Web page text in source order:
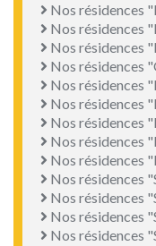
Nos résidences
Nos résidences
Nos résidences
Nos résidences
Nos résidences
Nos résidences
Nos résidences
Nos résidences
Nos résidences
Nos résidences
Nos résidences
Nos résidences
Nos résidences